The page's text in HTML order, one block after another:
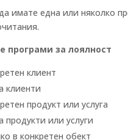
имате една или няколко
програми за лоялност
клиент
клиенти
продукт или услуга
продукти или услуги
в конкретен обект